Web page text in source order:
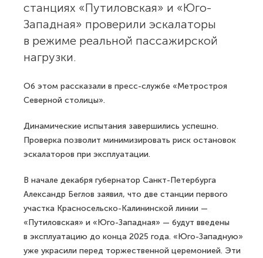
станциях «Путиловская» и «Юго-
Западная» проверили эскалаторы
в режиме реальной пассажирской
нагрузки.
Об этом рассказали в пресс-службе «Метростроя
Северной столицы».
Динамические испытания завершились успешно.
Проверка позволит минимизировать риск остановок
эскалаторов при эксплуатации.
В начале декабря губернатор Санкт-Петербурга
Александр Беглов заявил, что две станции первого
участка Красносельско-Калининской линии —
«Путиловская» и «Юго-Западная» — будут введены
в эксплуатацию до конца 2025 года. «Юго-Западную»
уже украсили перед торжественной церемонией. Эти